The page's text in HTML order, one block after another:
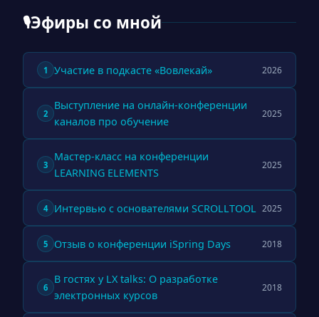
🎙Эфиры со мной
1 Участие в подкасте «Вовлекай» 2026
2
Выступление на онлайн-конференции
каналов про обучение
2025
3
Мастер-класс на конференции
LEARNING ELEMENTS
2025
4 Интервью с основателями SCROLLTOOL 2025
5 Отзыв о конференции iSpring Days 2018
6
В гостях у LX talks: О разработке
электронных курсов
2018